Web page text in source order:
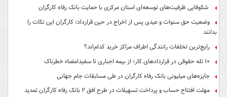
شکوفایی ظرفیت‌های توسعه‌ای استان مرکزی با حمایت بانک رفاه کارگران
وضعیت حق سنوات و عیدی پس از اخراج در حین قرارداد؛ کارگران این نکات را
بدانند
رایج‌ترین تخلفات رانندگی اطراف مراکز خرید کدام‌اند؟
۱۰ تله حقوقی در قراردادهای کار؛ از بیمه اجباری تا سفیدامضاء خطرناک
جایزه‌های میلیونی بانک رفاه کارگران در طی مسابقات جام جهانی
مهلت افتتاح حساب و پرداخت تسهیلات در طرح افق ۲ بانک رفاه کارگران تمدید